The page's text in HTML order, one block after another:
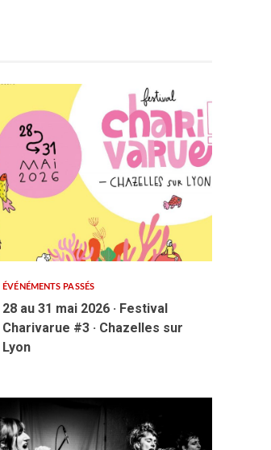
ÉVÉNÉMENTS PASSÉS
28 au 31 mai 2026 · Festival
Charivarue #3 · Chazelles sur
Lyon